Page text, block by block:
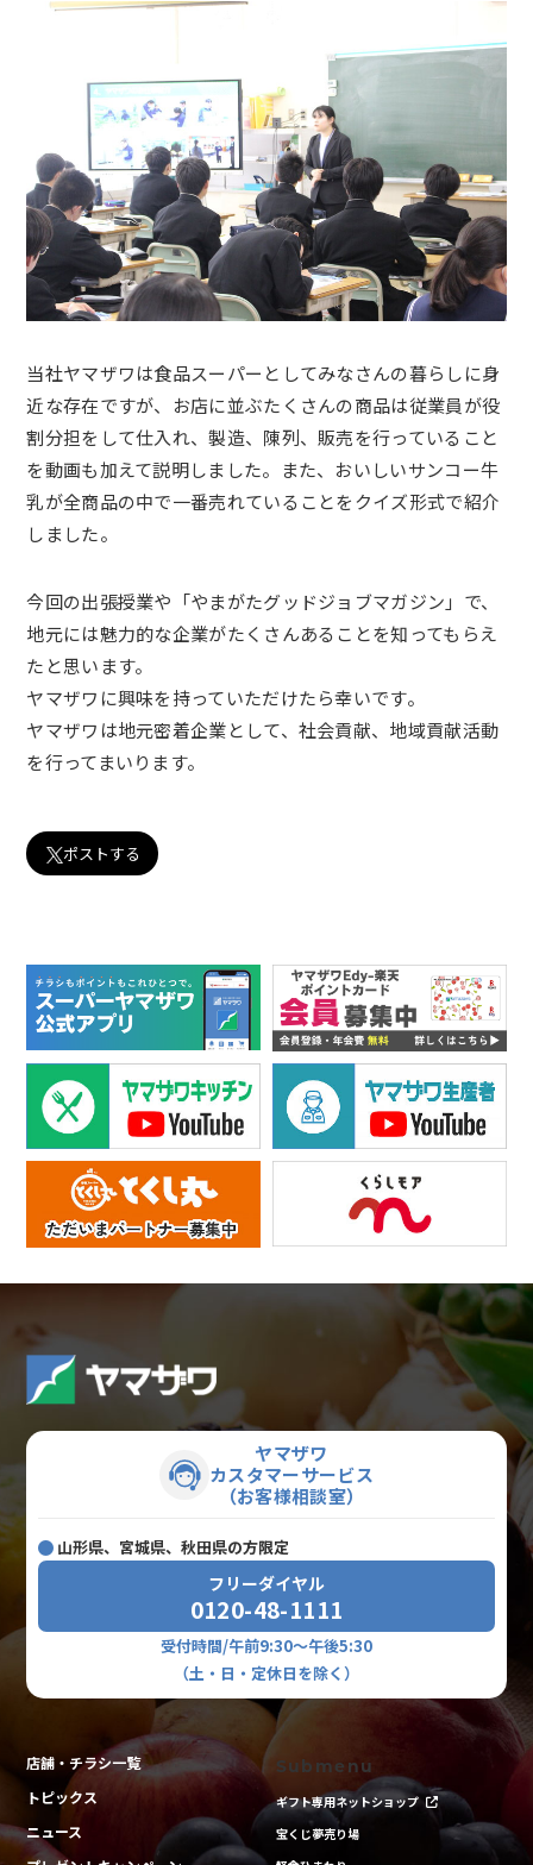
当社ヤマザワは食品スーパーとしてみなさんの暮らしに身
近な存在ですが、お店に並ぶたくさんの商品は従業員が役
割分担をして仕入れ、製造、陳列、販売を行っていること
を動画も加えて説明しました。また、おいしいサンコー牛
乳が全商品の中で一番売れていることをクイズ形式で紹介
しました。
今回の出張授業や「やまがたグッドジョブマガジン」で、
地元には魅力的な企業がたくさんあることを知ってもらえ
たと思います。
ヤマザワに興味を持っていただけたら幸いです。
ヤマザワは地元密着企業として、社会貢献、地域貢献活動
を行ってまいります。
ポストする
ヤマザワ
カスタマーサービス
（お客様相談室）
山形県、宮城県、秋田県の方限定
フリーダイヤル
0120-48-1111
受付時間/午前9:30～午後5:30
（土・日・定休日を除く）
店舗・チラシ一覧
トピックス
ニュース
Submenu
ギフト専用ネットショップ
宝くじ夢売り場